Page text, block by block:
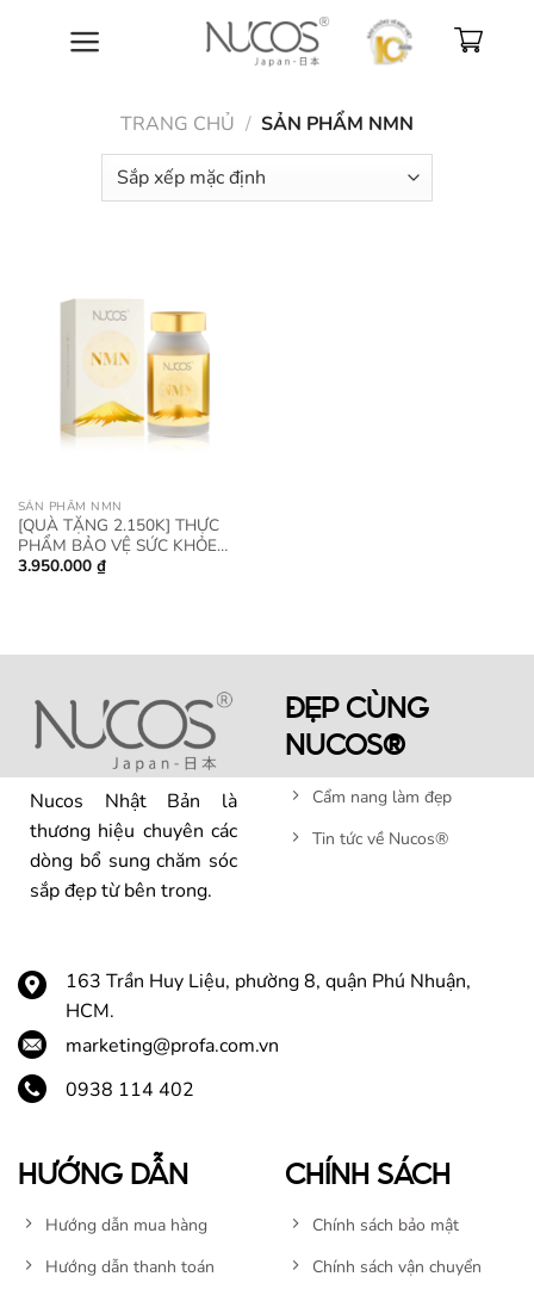
TRANG CHỦ / SẢN PHẨM NMN
SẢN PHẨM NMN
[QUÀ TẶNG 2.150K] THỰC
PHẨM BẢO VỆ SỨC KHỎE
NUCOS NMN
3.950.000 ₫
Nucos Nhật Bản là
thương hiệu chuyên các
dòng bổ sung chăm sóc
sắp đẹp từ bên trong.
ĐẸP CÙNG
NUCOS®
Cẩm nang làm đẹp
Tin tức về Nucos®
163 Trần Huy Liệu, phường 8, quận Phú Nhuận,
HCM.
marketing@profa.com.vn
0938 114 402
HƯỚNG DẪN
Hướng dẫn mua hàng
Hướng dẫn thanh toán
CHÍNH SÁCH
Chính sách bảo mật
Chính sách vận chuyển